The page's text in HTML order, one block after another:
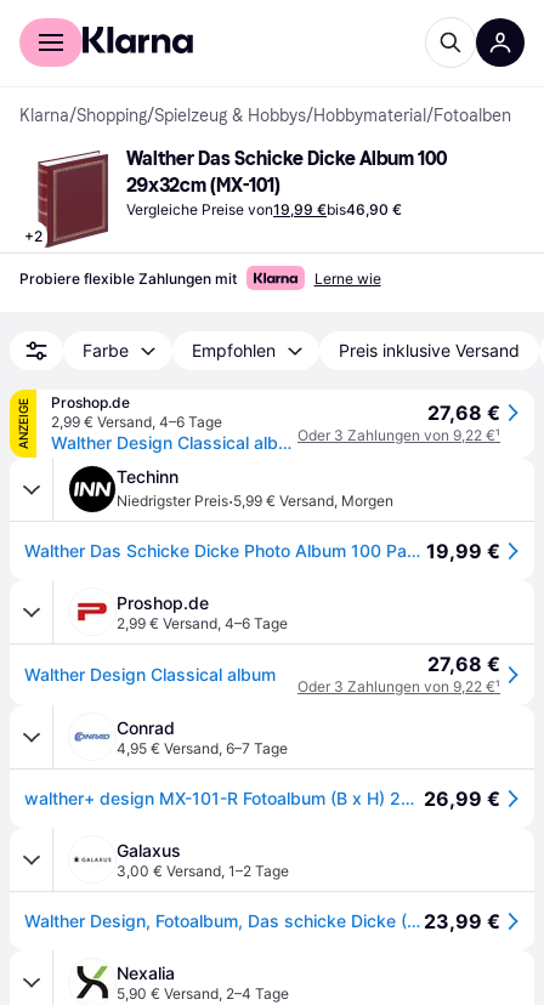
Für Shopper
Klarna/Shopping/Spielzeug & Hobbys/Hobbymaterial /Fotoalben
+2
Walther Das Schicke Dicke Album 100
29x32cm (MX-101)
Vergleiche Preise von19,99 €bis46,90 €
Probiere flexible Zahlungen mit Lerne wie
Farbe Empfohlen Preis inklusive Versand
ANZEIGE
Proshop.de
2,99 € Versand, 4–6 Tage
Walther Design Classical album
27,68 €
Oder 3 Zahlungen von 9,22 €¹
Techinn
Niedrigster Preis·5,99 € Versand, Morgen
Walther Das Schicke Dicke Photo Album 100 Pages 29x32 Cm Blau 19,99 €
Proshop.de
2,99 € Versand, 4–6 Tage
Walther Design Classical album 27,68 €
Oder 3 Zahlungen von 9,22 €¹
Conrad
4,95 € Versand, 6–7 Tage
walther+ design MX-101-R Fotoalbum (B x H) 29 cm x 32 cm Rot 100 Seiten 26,99 €
Galaxus
3,00 € Versand, 1–2 Tage
Walther Design, Fotoalbum, Das schicke Dicke (32 x 29cm) 23,99 €
Nexalia
5,90 € Versand, 2–4 Tage